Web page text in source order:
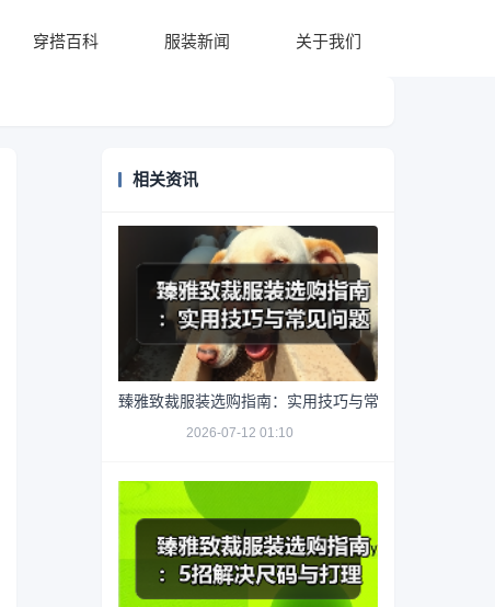
穿搭百科 服装新闻 关于我们
相关资讯
臻雅致裁服装选购指南：实用技巧与常见问题解析
2026-07-12 01:10